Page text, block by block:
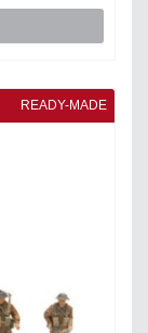
READY-MADE